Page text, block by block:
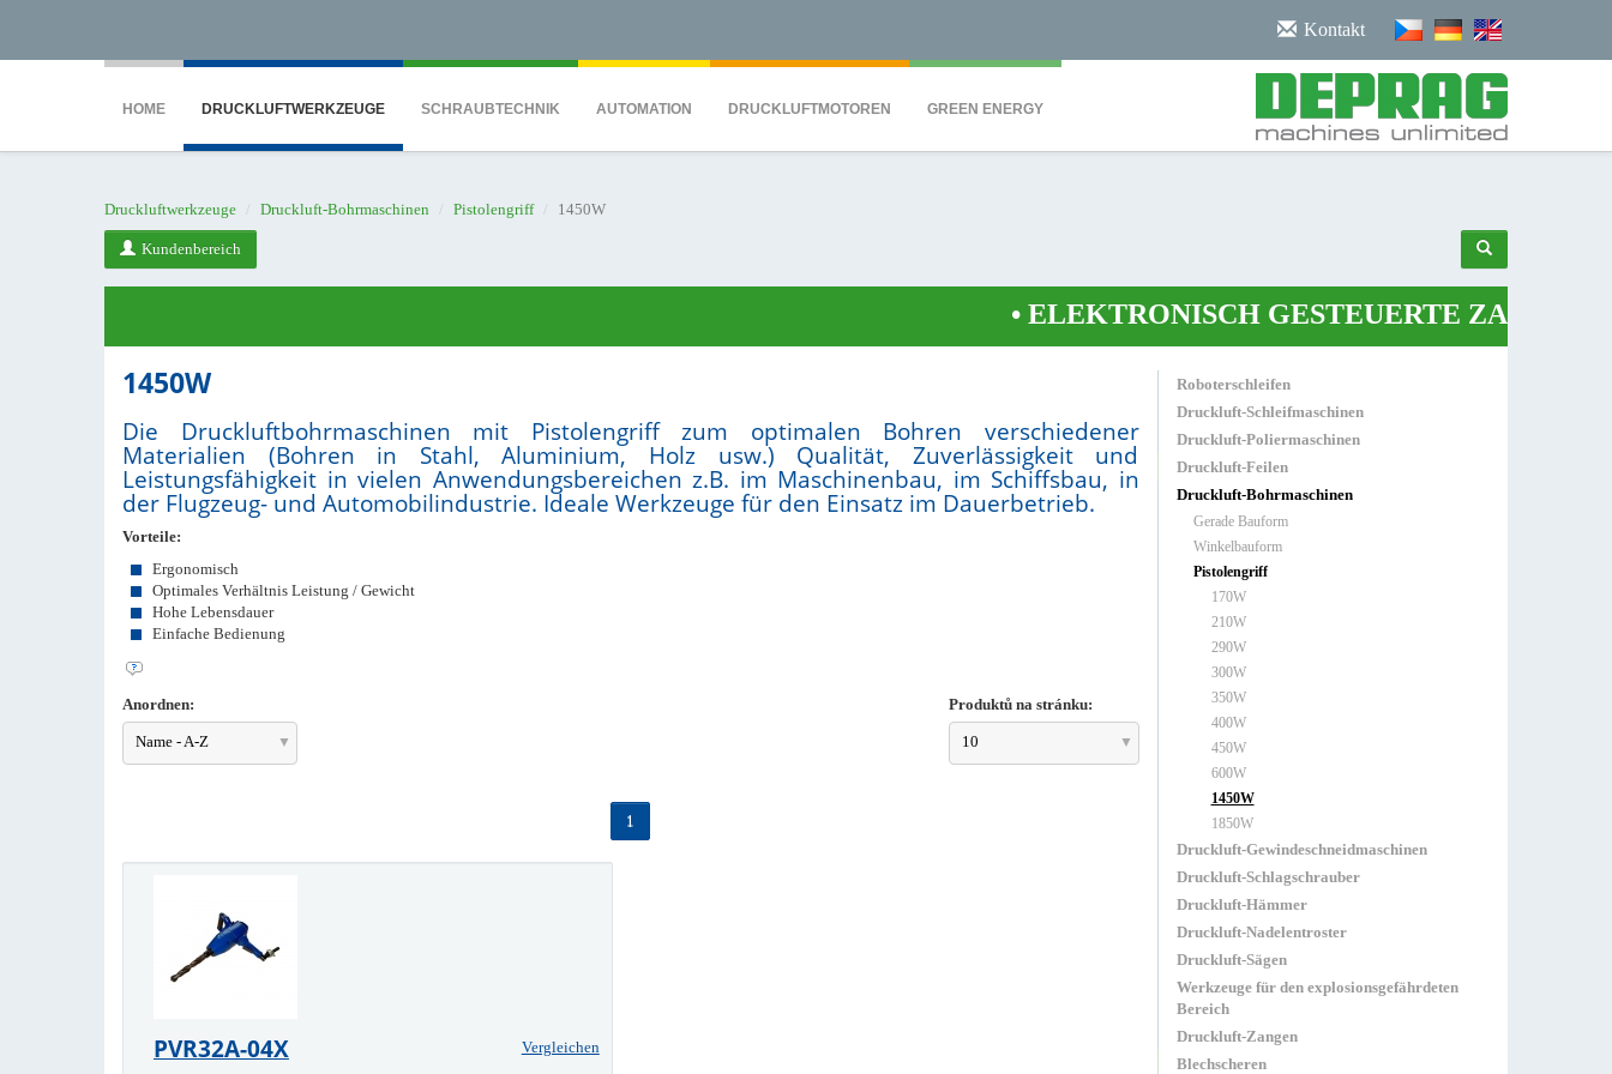
Kontakt
HOME DRUCKLUFTWERKZEUGE SCHRAUBTECHNIK AUTOMATION DRUCKLUFTMOTOREN GREEN ENERGY
Druckluftwerkzeuge Druckluft-Bohrmaschinen Pistolengriff 1450W
Kundenbereich
ELEKTRONISCH GESTEUERTE ZANGE
1450W
Die Druckluftbohrmaschinen mit Pistolengriff zum optimalen Bohren verschiedener
Materialien (Bohren in Stahl, Aluminium, Holz usw.) Qualität, Zuverlässigkeit und
Leistungsfähigkeit in vielen Anwendungsbereichen z.B. im Maschinenbau, im Schiffsbau, in
der Flugzeug- und Automobilindustrie. Ideale Werkzeuge für den Einsatz im Dauerbetrieb.
Vorteile:
Ergonomisch
Optimales Verhältnis Leistung / Gewicht
Hohe Lebensdauer
Einfache Bedienung
Anordnen:
Name - A-Z
Produktů na stránku:
10
1
PVR32A-04X Vergleichen
Roboterschleifen
Druckluft-Schleifmaschinen
Druckluft-Poliermaschinen
Druckluft-Feilen
Druckluft-Bohrmaschinen
Gerade Bauform
Winkelbauform
Pistolengriff
170W
210W
290W
300W
350W
400W
450W
600W
1450W
1850W
Druckluft-Gewindeschneidmaschinen
Druckluft-Schlagschrauber
Druckluft-Hämmer
Druckluft-Nadelentroster
Druckluft-Sägen
Werkzeuge für den explosionsgefährdeten
Bereich
Druckluft-Zangen
Blechscheren